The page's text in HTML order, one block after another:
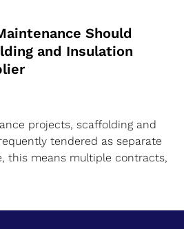
Should
and Insulation
projects, scaffolding and
tendered as separate
this means multiple contracts,